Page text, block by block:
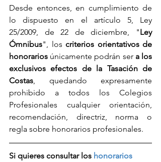
Desde entonces, en cumplimiento de
lo dispuesto en el artículo 5, Ley
25/2009, de 22 de diciembre, "Ley
Ómnibus", los criterios orientativos de
honorarios únicamente podrán ser a los
exclusivos efectos de la Tasación de
Costas, quedando expresamente
prohibido a todos los Colegios
Profesionales cualquier orientación,
recomendación, directriz, norma o
regla sobre honorarios profesionales.
Si quieres consultar los honorarios